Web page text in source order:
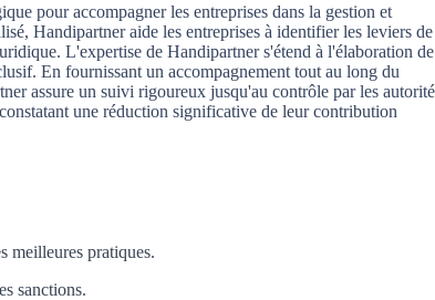
pour accompagner les entreprises dans la gestion et
Handipartner aide les entreprises à identifier les leviers de
L'expertise de Handipartner s'étend à l'élaboration de
En fournissant un accompagnement tout au long du
assure un suivi rigoureux jusqu'au contrôle par les
une réduction significative de leur contribution
meilleures pratiques.
sanctions.